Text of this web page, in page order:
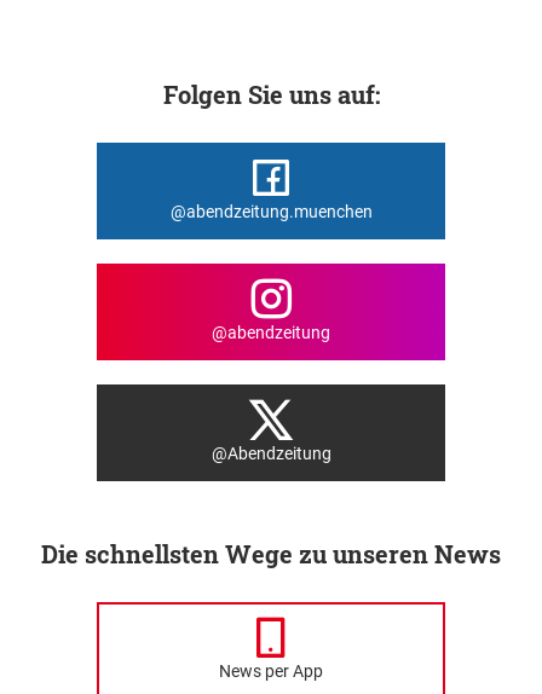
Folgen Sie uns auf:
@abendzeitung.muenchen
@abendzeitung
@Abendzeitung
Die schnellsten Wege zu unseren News
News per App